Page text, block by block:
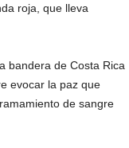
roja, que lleva
bandera de Costa Rica
evocar la paz que
de sangre